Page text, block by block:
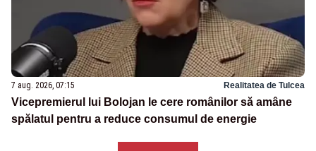
7 aug. 2026, 07:15 Realitatea de Tulcea
Vicepremierul lui Bolojan le cere românilor să amâne
spălatul pentru a reduce consumul de energie